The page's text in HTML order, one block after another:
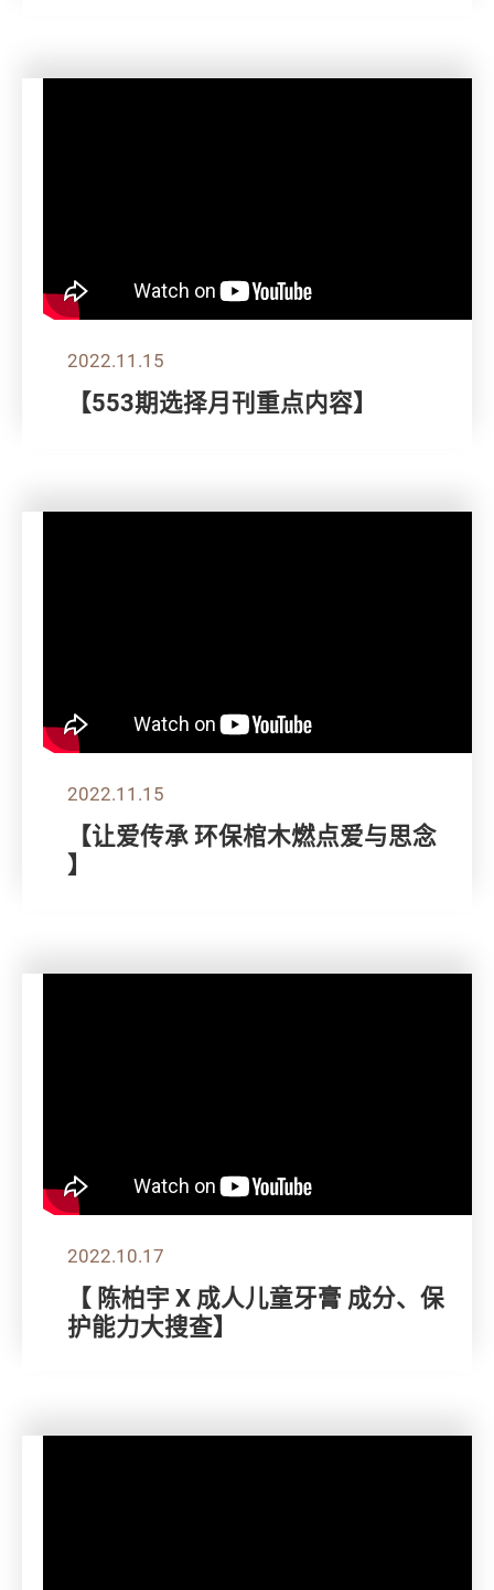
2022.11.15
【553期选择月刊重点内容】
2022.11.15
【让爱传承 环保棺木燃点爱与思念
】
2022.10.17
【 陈柏宇 X 成人儿童牙膏 成分、保
护能力大搜查】